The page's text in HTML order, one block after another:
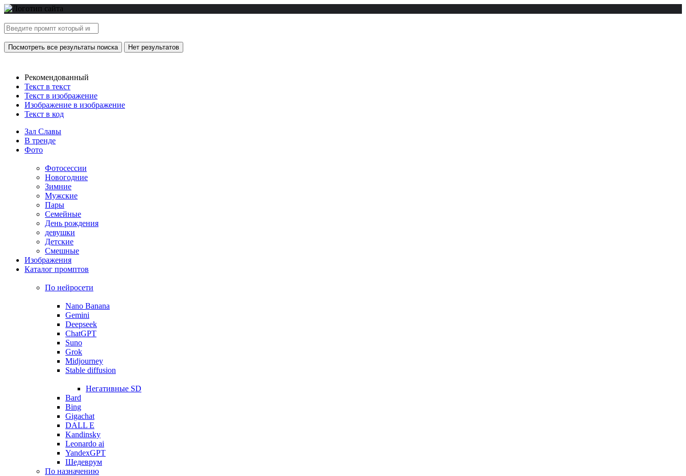
Посмотреть все результаты поиска Нет результатов
Рекомендованный
Текст в текст
Текст в изображение
Изображение в изображение
Текст в код
Зал Славы
В тренде
Фото
Фотосессии
Новогодние
Зимние
Мужские
Пары
Семейные
День рождения
девушки
Детские
Смешные
Изображения
Каталог промптов
По нейросети
Nano Banana
Gemini
Deepseek
ChatGPT
Suno
Grok
Midjourney
Stable diffusion
Негативные SD
Bard
Bing
Gigachat
DALL E
Kandinsky
Leonardo ai
YandexGPT
Шедеврум
По назначению